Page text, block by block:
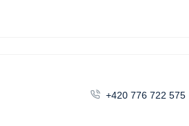
+420 776 722 575